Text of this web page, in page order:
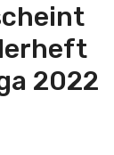
2022